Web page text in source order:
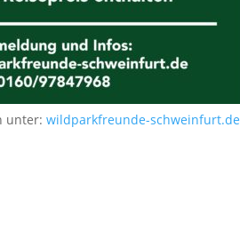
unter:wildparkfreunde-schweinfurt.de